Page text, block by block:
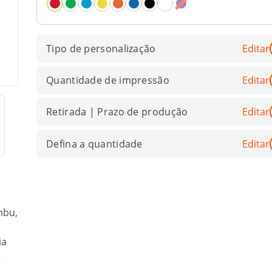
Tipo de personalização Editar
Quantidade de impressão Editar
Retirada | Prazo de produção Editar
Defina a quantidade Editar